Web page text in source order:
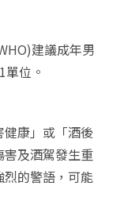
建議成年男
位。
康」或「酒後
及酒駕發生重
的警語，可能